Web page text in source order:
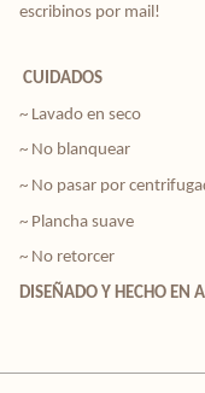
escribinos por mail!
CUIDADOS
~ Lavado en seco
~ No blanquear
~ No pasar por
~ Plancha suave
~ No retorcer
DISEÑADO Y HECHO EN